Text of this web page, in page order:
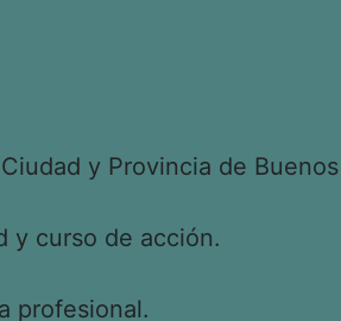
y Provincia de
y curso de acción.
profesional.